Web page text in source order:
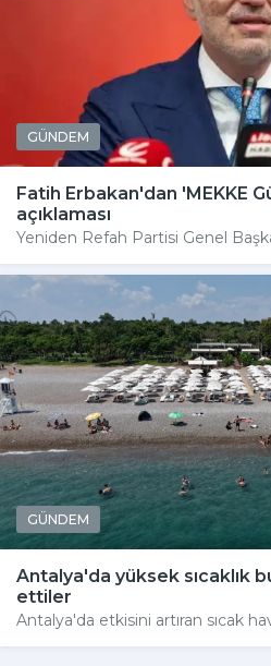
GÜNDEM
Fatih Erbakan'dan 'MEKKE
açıklaması
Yeniden Refah Partisi Genel
GÜNDEM
Antalya'da yüksek sıcaklık
ettiler
Antalya'da etkisini artıran sıcak